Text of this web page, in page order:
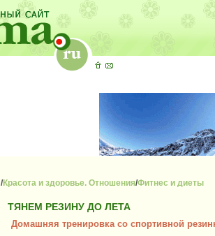
/Красота и здоровье. Отношения/Фитнес и диеты
ТЯНЕМ РЕЗИНУ ДО ЛЕТА
Домашняя тренировка со спортивной